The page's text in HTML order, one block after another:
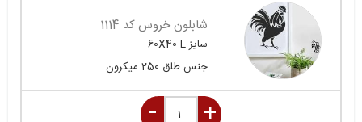
شابلون خروس کد 1114
سایز60X40-L
جنسطلق 250 میکرون